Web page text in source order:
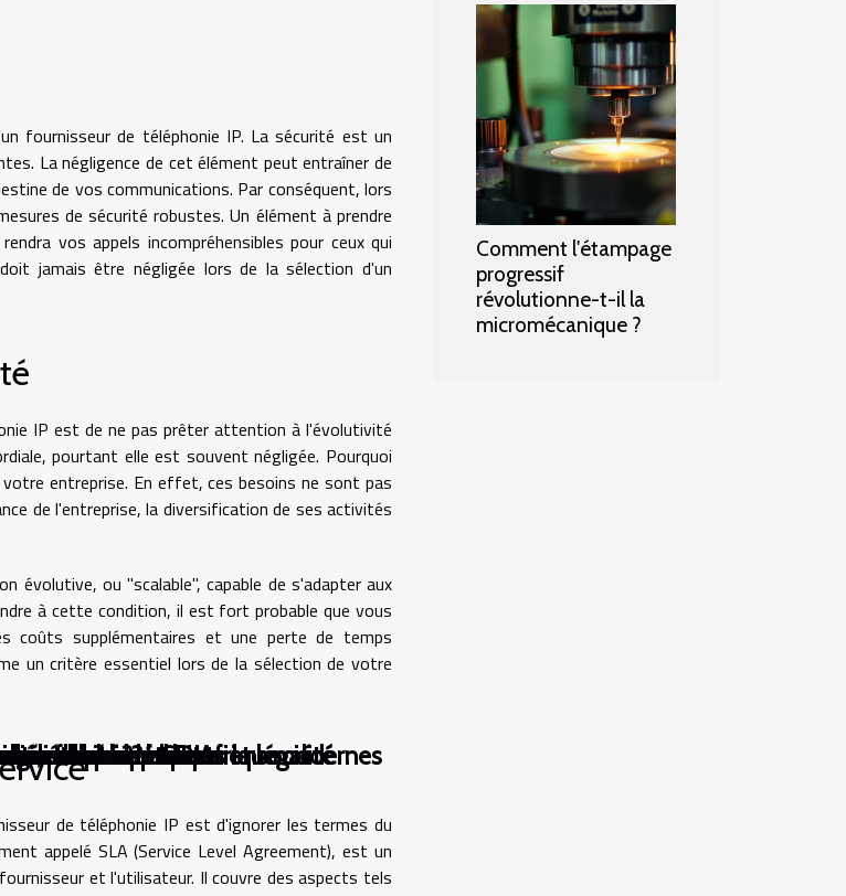
fournisseur de téléphonie IP. La sécurité est un
La négligence de cet élément peut entraîner de
de vos communications. Par conséquent, lors
de sécurité robustes. Un élément à prendre
vos appels incompréhensibles pour ceux qui
jamais être négligée lors de la sélection d'un
IP est de ne pas prêter attention à l'évolutivité
pourtant elle est souvent négligée. Pourquoi
entreprise. En effet, ces besoins ne sont pas
de l'entreprise, la diversification de ses activités
évolutive, ou "scalable", capable de s'adapter aux
à cette condition, il est fort probable que vous
coûts supplémentaires et une perte de temps
un critère essentiel lors de la sélection de votre
de téléphonie IP est d'ignorer les termes du
appelé SLA (Service Level Agreement), est un
et l'utilisateur. Il couvre des aspects tels
Comment l'étampage
progressif
révolutionne-t-il la
micromécanique ?
selon les experts
dans les habitations modernes
?
sécurité du CDI
et leur impact sur la société
: éthique et légalité
fiable ?
salles de classe
numérique en Afrique